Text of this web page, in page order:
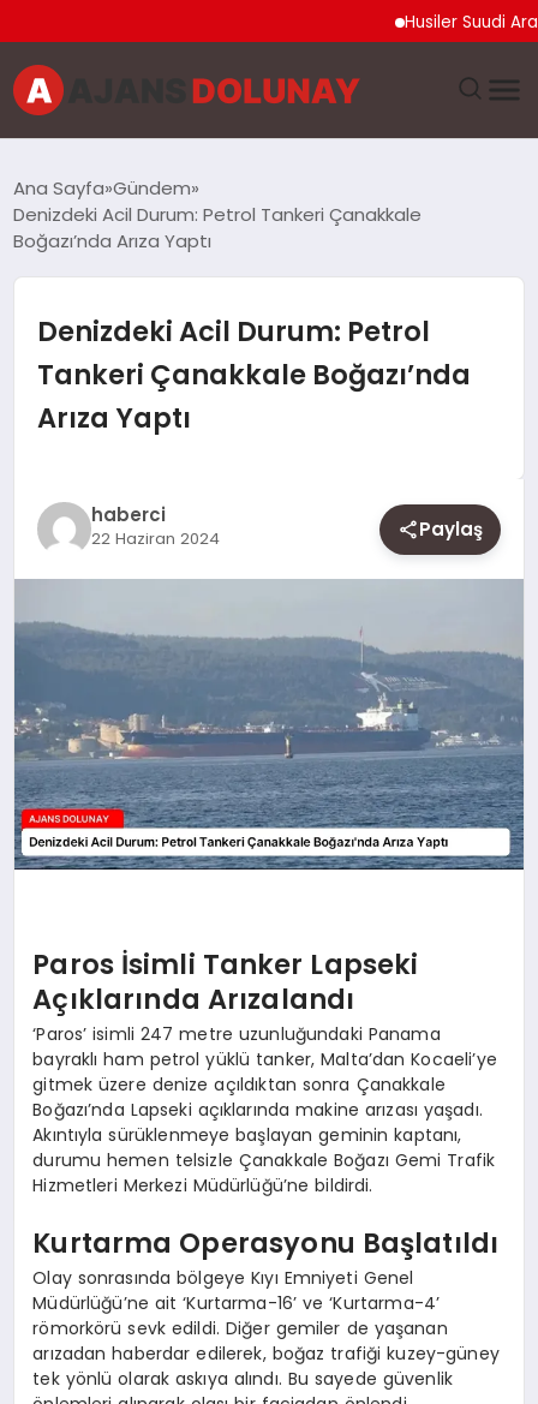
Husiler Suudi
EĞITIM
GÜNCEL
SAĞLIK
SPOR
YAŞAM
Ana Sayfa Gündem
Denizdeki Acil Durum: Petrol Tankeri Çanakkale
Boğazı’nda Arıza Yaptı
Denizdeki Acil Durum: Petrol
Tankeri Çanakkale Boğazı’nda
Arıza Yaptı
haberci
22 Haziran 2024 Paylaş
Paros İsimli Tanker Lapseki
Açıklarında Arızalandı
‘Paros’ isimli 247 metre uzunluğundaki Panama
bayraklı ham petrol yüklü tanker, Malta’dan Kocaeli’ye
gitmek üzere denize açıldıktan sonra Çanakkale
Boğazı’nda Lapseki açıklarında makine arızası yaşadı.
Akıntıyla sürüklenmeye başlayan geminin kaptanı,
durumu hemen telsizle Çanakkale Boğazı Gemi Trafik
Hizmetleri Merkezi Müdürlüğü’ne bildirdi.
Kurtarma Operasyonu Başlatıldı
Olay sonrasında bölgeye Kıyı Emniyeti Genel
Müdürlüğü’ne ait ‘Kurtarma-16’ ve ‘Kurtarma-4’
römorkörü sevk edildi. Diğer gemiler de yaşanan
arızadan haberdar edilerek, boğaz trafiği kuzey-güney
tek yönlü olarak askıya alındı. Bu sayede güvenlik